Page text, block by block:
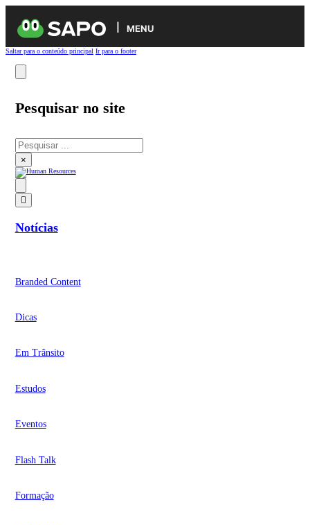
MENU
Saltar para o conteúdo principal Ir para o footer
Pesquisar no site
Pesquisar
×
Notícias
Branded Content
Dicas
Em Trânsito
Estudos
Eventos
Flash Talk
Formação